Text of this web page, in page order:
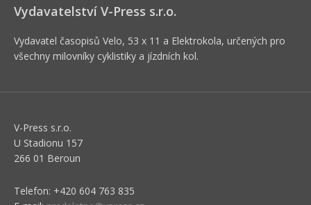
Vydavatelství V-Press s.r.o.
Vydavatel časopisů Velo, 53 x 11 a Elektrokola, určených pro
všechny milovníky cyklistiky a jízdních kol.
V-Press s.r.o.
U Stadionu 157
266 01 Beroun
Telefon: +420 604 763 835